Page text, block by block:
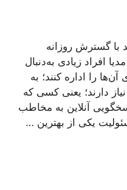
با گسترش روزانه
افراد زیادی به‌دنبال
را اداره کنند؛ به
دارند؛ یعنی کسی که
آنلاین به مخاطب
یکی از بهترین …